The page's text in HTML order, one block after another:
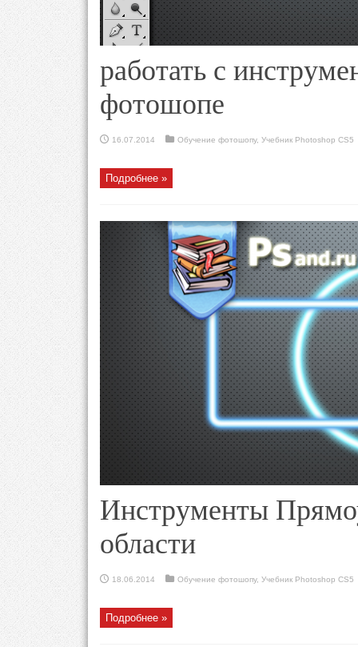
работать с
фотошопе
16.07.2014 Обучение фотошопу, Учебник Photoshop CS5
Подробнее »
Инструменты
области
18.06.2014 Обучение фотошопу, Учебник Photoshop CS5
Подробнее »